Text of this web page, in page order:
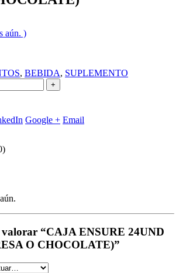
aún. )
, BEBIDA, SUPLEMENTO
+
Google + Email
valorar “CAJA ENSURE 24UND
O CHOCOLATE)”